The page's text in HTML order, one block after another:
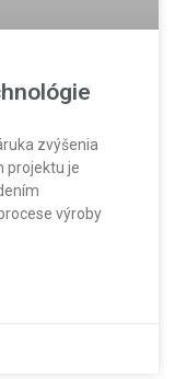
zvýšenia
projektu je
výroby